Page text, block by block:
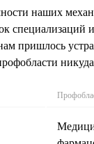
наших
специализаций
пришлось